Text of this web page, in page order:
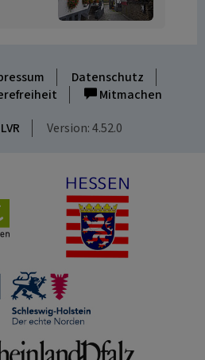
Datenschutz
Mitmachen
LVR Version: 4.52.0